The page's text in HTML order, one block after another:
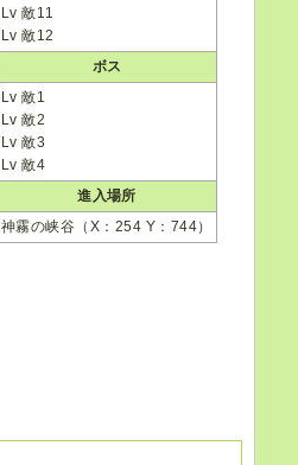
Lv 敵11
Lv 敵12
ボス
Lv 敵1
Lv 敵2
Lv 敵3
Lv 敵4
進入場所
神霧の峡谷（X：254 Y：744）